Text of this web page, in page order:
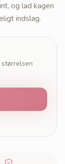
og lad kagen
indslag.